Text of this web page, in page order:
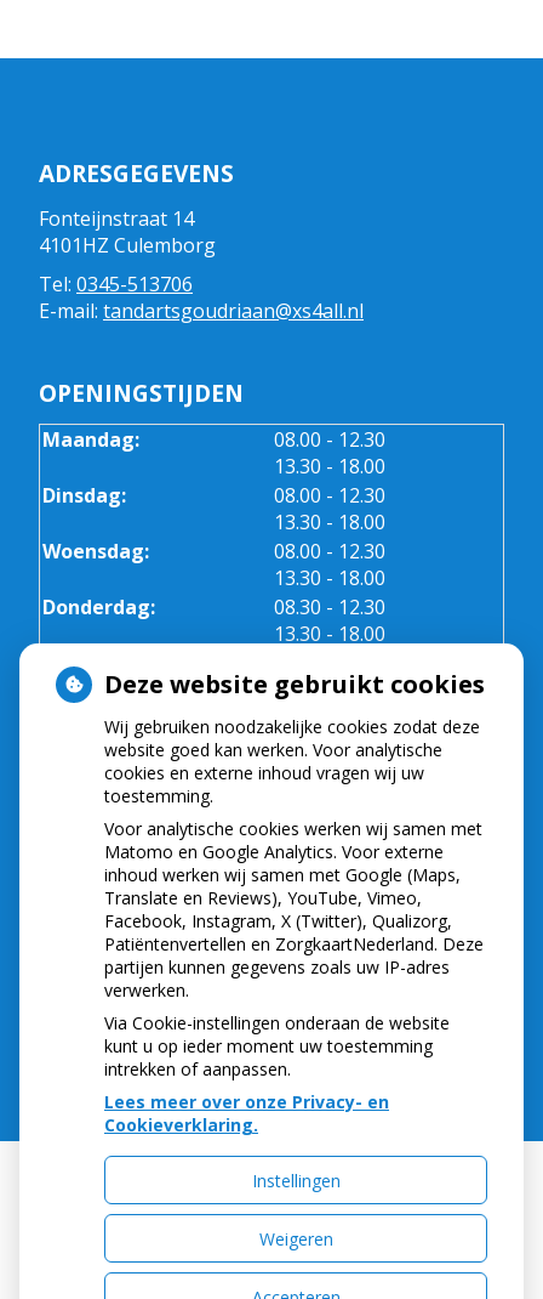
ADRESGEGEVENS
Fonteijnstraat 14
4101HZ Culemborg
Tel: 0345-513706
E-mail: tandartsgoudriaan@xs4all.nl
OPENINGSTIJDEN
Maandag: 08.00 tot
- 12.30
13.30 tot
- 18.00
Dinsdag:
08.00 tot
- 12.30
13.30 tot
- 18.00
Woensdag:
08.00 tot
- 12.30
13.30 tot
- 18.00
Donderdag:
08.30 tot
- 12.30
13.30 tot
- 18.00
Vrijdag:
NIEUWS
Let op: valse Infomedics-mails over
openstaande rekening
Tanden bleken? Laat het veilig doen!
Gezond tandvlees: de basis voor een gezonde
mond
Naar de tandarts in het buitenland? Wees op je
hoede!
(Mond)zorgkosten gemaakt in 2025? Check of
die aftrekbaar zijn
Uw Zorg Online|Beheer
Deze website gebruikt cookies
Wij gebruiken noodzakelijke cookies zodat deze
website goed kan werken. Voor analytische
cookies en externe inhoud vragen wij uw
toestemming.
Voor analytische cookies werken wij samen met
Matomo en Google Analytics. Voor externe
inhoud werken wij samen met Google (Maps,
Translate en Reviews), YouTube, Vimeo,
Facebook, Instagram, X (Twitter), Qualizorg,
Patiëntenvertellen en ZorgkaartNederland. Deze
partijen kunnen gegevens zoals uw IP-adres
verwerken.
Via Cookie-instellingen onderaan de website
kunt u op ieder moment uw toestemming
intrekken of aanpassen.
Lees meer over onze Privacy- en
Cookieverklaring.
Instellingen
Weigeren